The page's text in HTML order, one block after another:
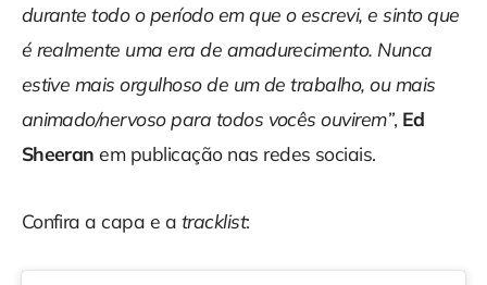
durante todo o período em que o escrevi, e sinto que
é realmente uma era de amadurecimento. Nunca
estive mais orgulhoso de um de trabalho, ou mais
animado/nervoso para todos vocês ouvirem”, Ed
Sheeran em publicação nas redes sociais.
Confira a capa e a tracklist: